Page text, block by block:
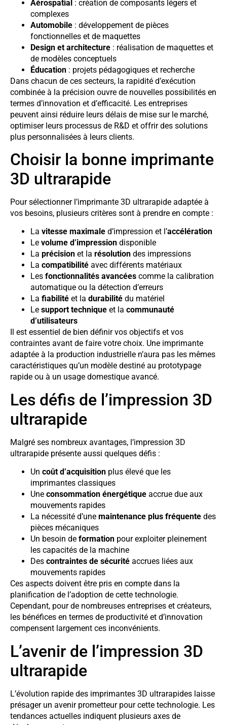
Aérospatial : création de composants légers et
complexes
Automobile : développement de pièces
fonctionnelles et de maquettes
Design et architecture : réalisation de maquettes et
de modèles conceptuels
Éducation : projets pédagogiques et recherche
Dans chacun de ces secteurs, la rapidité d’exécution
combinée à la précision ouvre de nouvelles possibilités en
termes d’innovation et d’efficacité. Les entreprises
peuvent ainsi réduire leurs délais de mise sur le marché,
optimiser leurs processus de R&D et offrir des solutions
plus personnalisées à leurs clients.
Choisir la bonne imprimante
3D ultrarapide
Pour sélectionner l’imprimante 3D ultrarapide adaptée à
vos besoins, plusieurs critères sont à prendre en compte :
La vitesse maximale d’impression et l’accélération
Le volume d’impression disponible
La précision et la résolution des impressions
La compatibilité avec différents matériaux
Les fonctionnalités avancées comme la calibration
automatique ou la détection d’erreurs
La fiabilité et la durabilité du matériel
Le support technique et la communauté
d’utilisateurs
Il est essentiel de bien définir vos objectifs et vos
contraintes avant de faire votre choix. Une imprimante
adaptée à la production industrielle n’aura pas les mêmes
caractéristiques qu’un modèle destiné au prototypage
rapide ou à un usage domestique avancé.
Les défis de l’impression 3D
ultrarapide
Malgré ses nombreux avantages, l’impression 3D
ultrarapide présente aussi quelques défis :
Un coût d’acquisition plus élevé que les
imprimantes classiques
Une consommation énergétique accrue due aux
mouvements rapides
La nécessité d’une maintenance plus fréquente des
pièces mécaniques
Un besoin de formation pour exploiter pleinement
les capacités de la machine
Des contraintes de sécurité accrues liées aux
mouvements rapides
Ces aspects doivent être pris en compte dans la
planification de l’adoption de cette technologie.
Cependant, pour de nombreuses entreprises et créateurs,
les bénéfices en termes de productivité et d’innovation
compensent largement ces inconvénients.
L’avenir de l’impression 3D
ultrarapide
L’évolution rapide des imprimantes 3D ultrarapides laisse
présager un avenir prometteur pour cette technologie. Les
tendances actuelles indiquent plusieurs axes de